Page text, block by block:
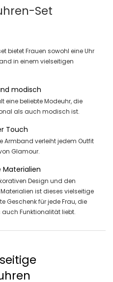
Set
bietet Frauen sowohl eine Uhr
in einem vielseitigen
modisch
eine beliebte Modeuhr, die
als auch modisch ist.
Touch
Armband verleiht jedem Outfit
Glamour.
Materialien
Design und den
ist dieses vielseitige
Geschenk für jede Frau, die
auch Funktionalität liebt.